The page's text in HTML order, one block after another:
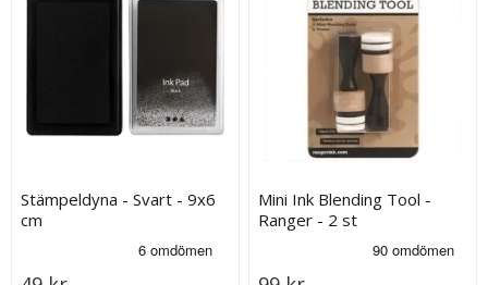
Stämpeldyna - Svart - 9x6
cm
Mini Ink Blending Tool -
Ranger - 2 st